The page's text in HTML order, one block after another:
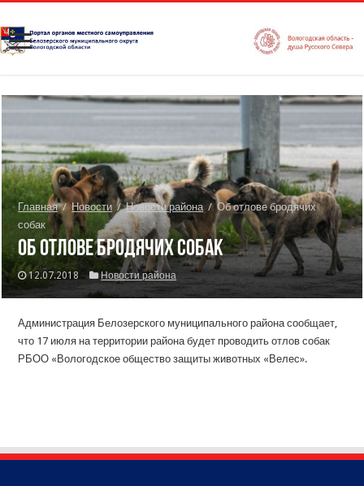
Главная / Новости / Новости района / Об отлове бродячих
собак
Об отлове бродячих собак
12.07.2018 Новости района
Администрация Белозерского муниципального района сообщает,
что 17 июля на территории района будет проводить отлов собак
РБОО «Вологодское общество защиты животных «Велес».